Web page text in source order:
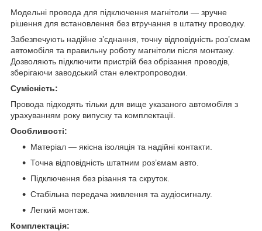
Модельні провода для підключення магнітоли — зручне
рішення для встановлення без втручання в штатну проводку.
Забезпечують надійне з’єднання, точну відповідність роз’ємам
автомобіля та правильну роботу магнітоли після монтажу.
Дозволяють підключити пристрій без обрізання проводів,
зберігаючи заводський стан електропроводки.
Сумісність:
Провода підходять тільки для вище указаного автомобіля з
урахуванням року випуску та комплектації.
Особливості:
Матеріал — якісна ізоляція та надійні контакти.
Точна відповідність штатним роз’ємам авто.
Підключення без різання та скруток.
Стабільна передача живлення та аудіосигналу.
Легкий монтаж.
Комплектація: